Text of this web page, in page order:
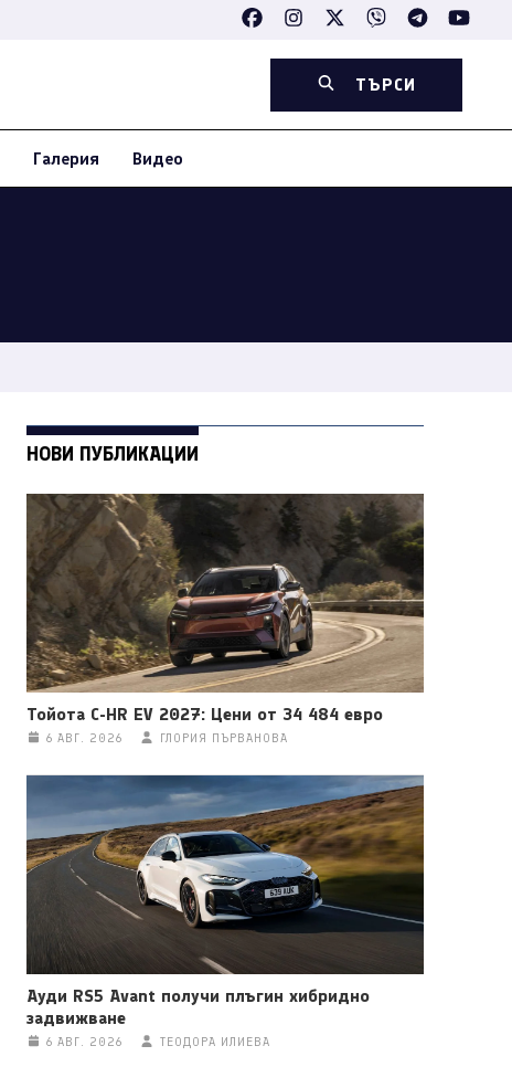
ТЪРСИ
Галерия Видео
НОВИ ПУБЛИКАЦИИ
Тойота C-HR EV 2027: Цени от 34 484 евро
6 АВГ. 2026 ГЛОРИЯ ПЪРВАНОВА
Ауди RS5 Avant получи плъгин хибридно
задвижване
6 АВГ. 2026 ТЕОДОРА ИЛИЕВА